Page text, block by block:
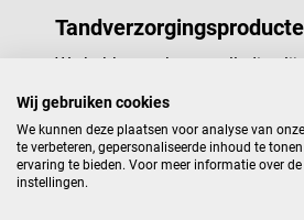
We hebben ook een volledige
producten om tandpijn te
Daarnaast hebben we een lijn
Waarom kopen bij
Bij DocCheck Shop bieden
Wij gebruiken cookies
We kunnen deze plaatsen voor analyse van
te verbeteren, gepersonaliseerde inhoud te
ervaring te bieden. Voor meer informatie over
instellingen.